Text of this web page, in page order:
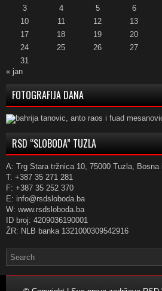
3
4 5 6
10
11 12 13
17
18 19 20
24
25 26 27
31
« jan
FOTOGRAFIJA DANA
RSD “SLOBODA” TUZLA
A: Trg Stara tržnica 10, 75000 Tuzla, Bosna
T: +387 35 271 281
F: +387 35 252 370
E: info@rsdsloboda.ba
W: www.rsdsloboda.ba
ID broj: 4209036190001
ŽR: NLB banka 1321000309542916